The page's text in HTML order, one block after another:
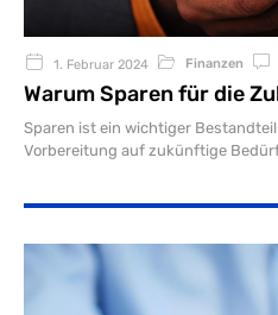
1. Februar 2024 Finanzen
Warum Sparen für die
Sparen ist ein wichtiger
Vorbereitung auf zukünftige